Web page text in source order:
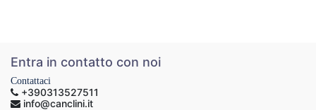
Entra in contatto con noi
Contattaci
+390313527511
info@canclini.it